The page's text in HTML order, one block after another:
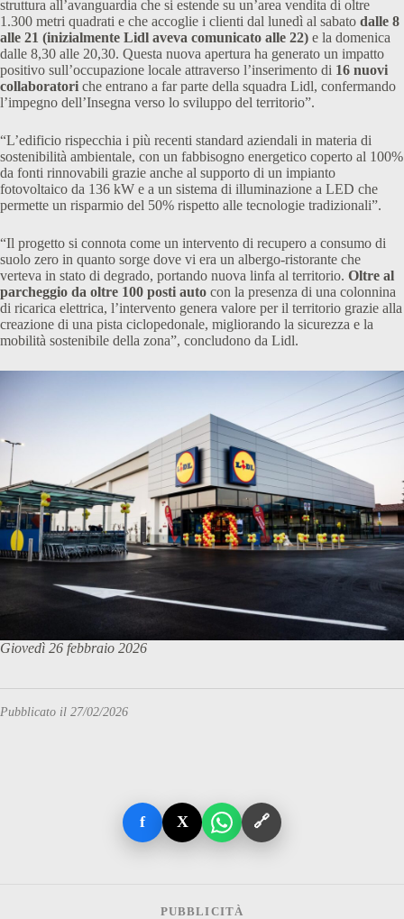
struttura all’avanguardia che si estende su un’area vendita di oltre
1.300 metri quadrati e che accoglie i clienti dal lunedì al sabato dalle 8
alle 21 (inizialmente Lidl aveva comunicato alle 22) e la domenica
dalle 8,30 alle 20,30. Questa nuova apertura ha generato un impatto
positivo sull’occupazione locale attraverso l’inserimento di 16 nuovi
collaboratori che entrano a far parte della squadra Lidl, confermando
l’impegno dell’Insegna verso lo sviluppo del territorio”.
“L’edificio rispecchia i più recenti standard aziendali in materia di
sostenibilità ambientale, con un fabbisogno energetico coperto al 100%
da fonti rinnovabili grazie anche al supporto di un impianto
fotovoltaico da 136 kW e a un sistema di illuminazione a LED che
permette un risparmio del 50% rispetto alle tecnologie tradizionali”.
“Il progetto si connota come un intervento di recupero a consumo di
suolo zero in quanto sorge dove vi era un albergo-ristorante che
verteva in stato di degrado, portando nuova linfa al territorio. Oltre al
parcheggio da oltre 100 posti auto con la presenza di una colonnina
di ricarica elettrica, l’intervento genera valore per il territorio grazie alla
creazione di una pista ciclopedonale, migliorando la sicurezza e la
mobilità sostenibile della zona”, concludono da Lidl.
Giovedì 26 febbraio 2026
Pubblicato il 27/02/2026
f X 🔗
PUBBLICITÀ